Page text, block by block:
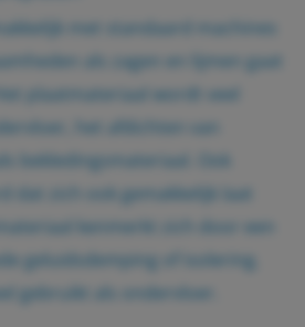
met standaard machines
als zagen en lijmen gaat
plaatmateriaal wordt veel
het afdichten van
bekledingsmateriaal. Ook
dat zich ook gemakkelijk laat
kenmerkt zich door een
geluidsdemping of isolering.
gebruikt als ondervloer.